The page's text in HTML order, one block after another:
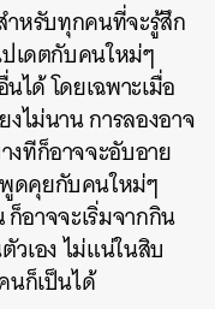
ำหรับทุกคนที่จะรู้สึก
เดตกับคนใหม่ๆ
ได้ โดยเฉพาะเมื่อ
ไม่นาน การลองอาจ
ทีก็อาจจะอับอาย
ดคุยกับคนใหม่ๆ
อาจจะเริ่มจากกิน
เอง ไม่แน่ในสิบ
นก็เป็นได้